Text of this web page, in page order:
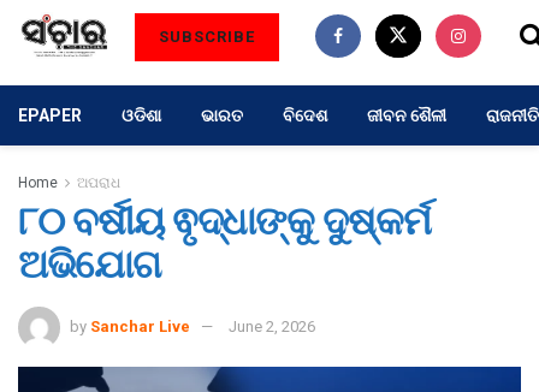
SUBSCRIBE
EPAPER ଓଡିଶା ଭାରତ ବିଦେଶ ଜୀବନ ଶୈଳୀ ରାଜନୀତି
Home ଅପରାଧ
୮୦ ବର୍ଷୀୟ ଵୃଦ୍ଧାଙ୍କୁ ଦୁଷ୍କର୍ମ
ଅଭିଯୋଗ
by Sanchar Live June 2, 2026